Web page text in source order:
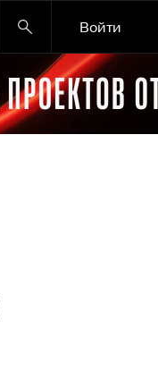
Войти